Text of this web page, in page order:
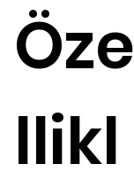
Öze
llikl